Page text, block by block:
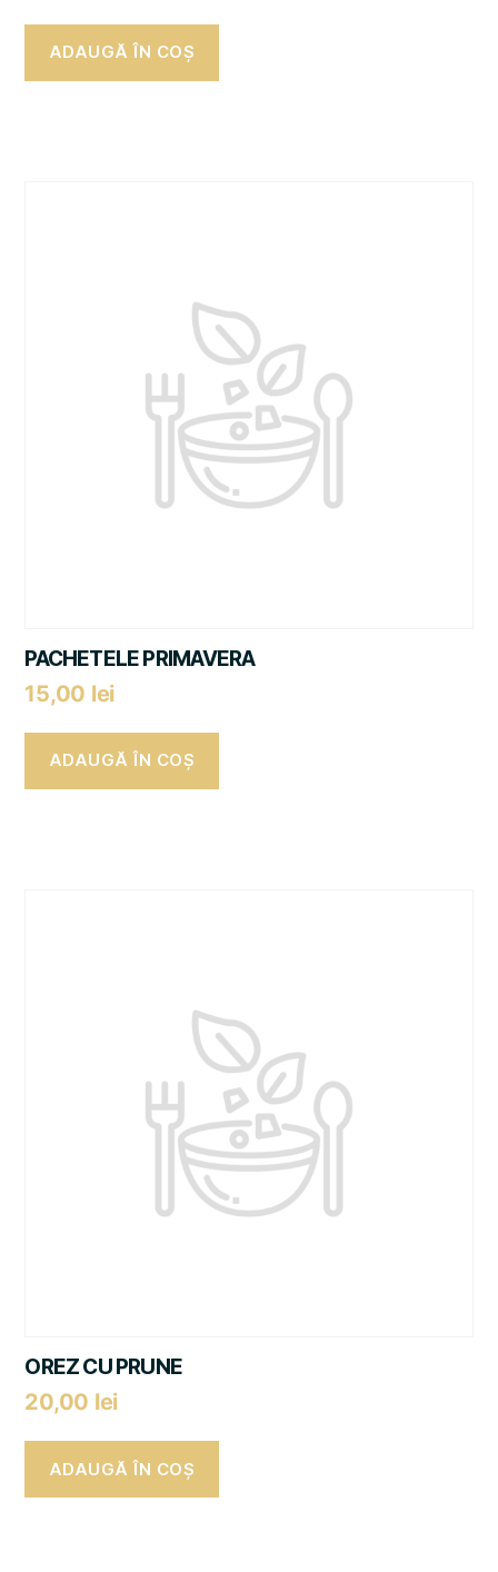
ADAUGĂ ÎN COȘ
PACHETELE PRIMAVERA
15,00 lei
ADAUGĂ ÎN COȘ
OREZ CU PRUNE
20,00 lei
ADAUGĂ ÎN COȘ